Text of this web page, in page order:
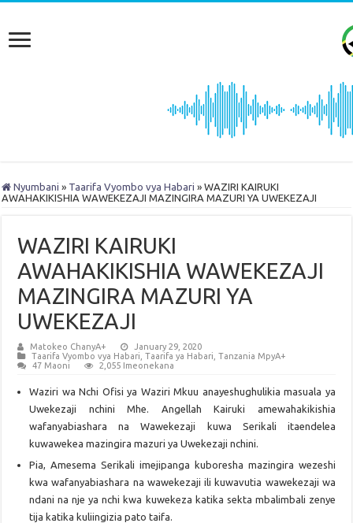
Nyumbani » Taarifa Vyombo vya Habari » WAZIRI KAIRUKI
AWAHAKIKISHIA WAWEKEZAJI MAZINGIRA MAZURI YA UWEKEZAJI
WAZIRI KAIRUKI
AWAHAKIKISHIA WAWEKEZAJI
MAZINGIRA MAZURI YA
UWEKEZAJI
Matokeo ChanyA+
January 29, 2020
Taarifa Vyombo vya Habari ,Taarifa ya Habari ,Tanzania MpyA+
47 Maoni
2,055 Imeonekana
Waziri wa Nchi Ofisi ya Waziri Mkuu anayeshughulikia masuala ya
Uwekezaji nchini Mhe. Angellah Kairuki amewahakikishia
wafanyabiashara na Wawekezaji kuwa Serikali itaendelea
kuwawekea mazingira mazuri ya Uwekezaji nchini.
Pia, Amesema Serikali imejipanga kuboresha mazingira wezeshi
kwa wafanyabiashara na wawekezaji ili kuwavutia wawekezaji wa
ndani na nje ya nchi kwa kuwekeza katika sekta mbalimbali zenye
tija katika kuliingizia pato taifa.